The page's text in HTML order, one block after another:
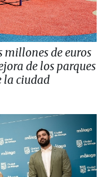
de euros
de los parques
la ciudad